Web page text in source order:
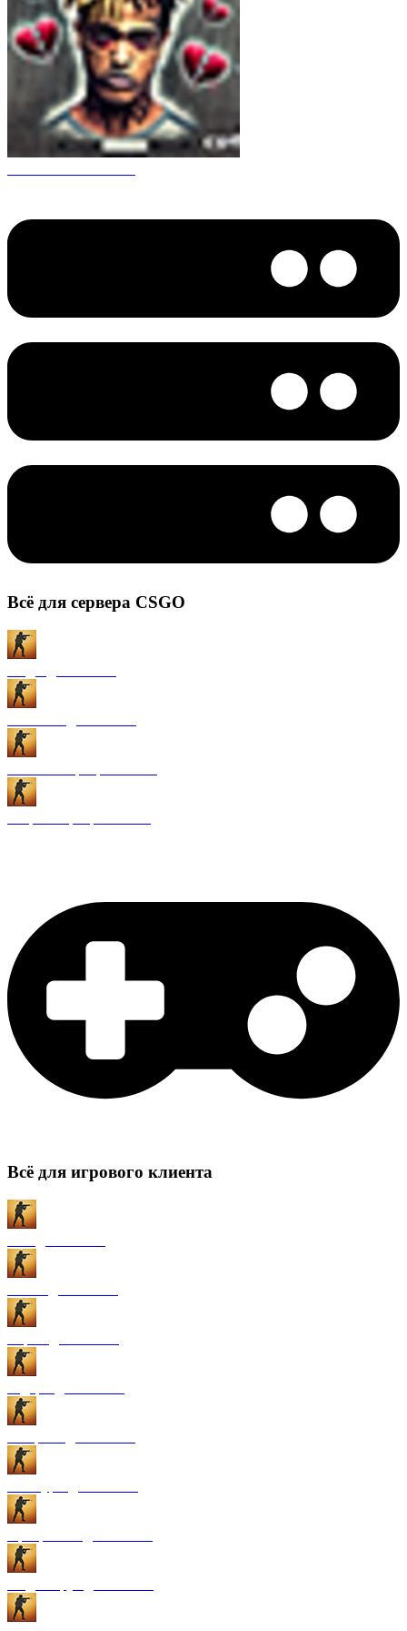
Всё для сервера CSGO
Всё для игрового клиента